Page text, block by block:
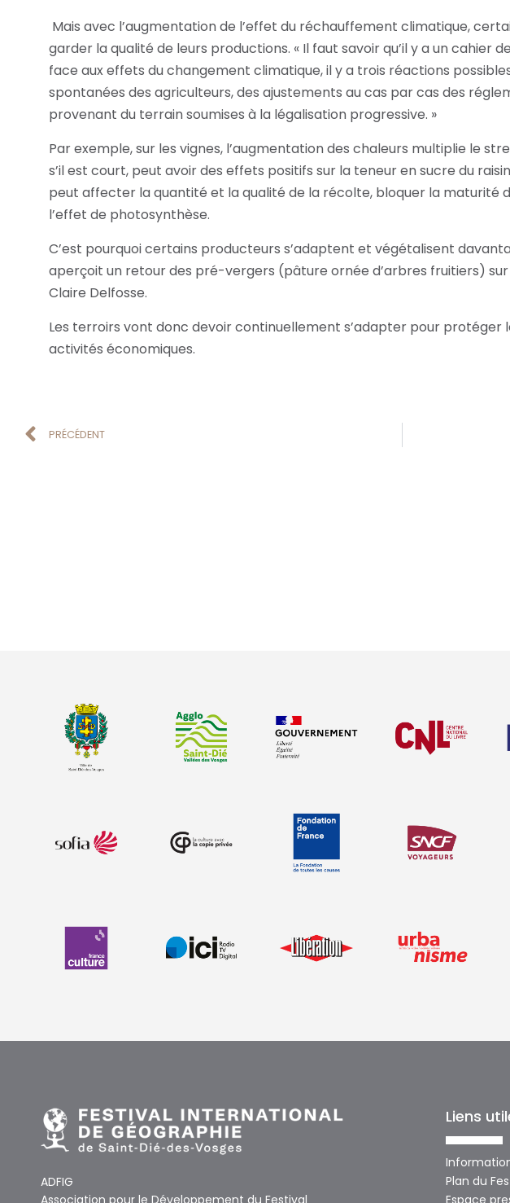
Mais avec l’augmentation de l’effet du réchauffement climatique,
garder la qualité de leurs productions. « Il faut savoir qu’il y a un cahier
face aux effets du changement climatique, il y a trois réactions
spontanées des agriculteurs, des ajustements au cas par cas des
provenant du terrain soumises à la légalisation progressive. »
Par exemple, sur les vignes, l’augmentation des chaleurs multiplie le
s’il est court, peut avoir des effets positifs sur la teneur en sucre du
peut affecter la quantité et la qualité de la récolte, bloquer la maturité
l’effet de photosynthèse.
C’est pourquoi certains producteurs s’adaptent et végétalisent
aperçoit un retour des pré-vergers (pâture ornée d’arbres fruitiers)
Claire Delfosse.
Les terroirs vont donc devoir continuellement s’adapter pour
activités économiques.
PRÉCÉDENT
ADFIG
Association pour le Développement du Festival
Liens
Plan du
Espace